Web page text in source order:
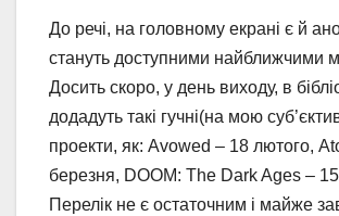
До речі, на головному екрані є й
стануть доступними найближчими
Досить скоро, у день виходу, в
додадуть такі гучні(на мою
проекти, як: Avowed – 18 лютого,
березня, DOOM: The Dark Ages –
Перелік не є остаточним і майже